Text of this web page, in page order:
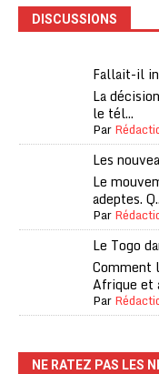
DISCUSSIONS
Fallait-il
La
le tél...
Par
Les
Le
adeptes.
Par
Le Togo
Comment
Afrique et
Par
NE RATEZ PAS LES